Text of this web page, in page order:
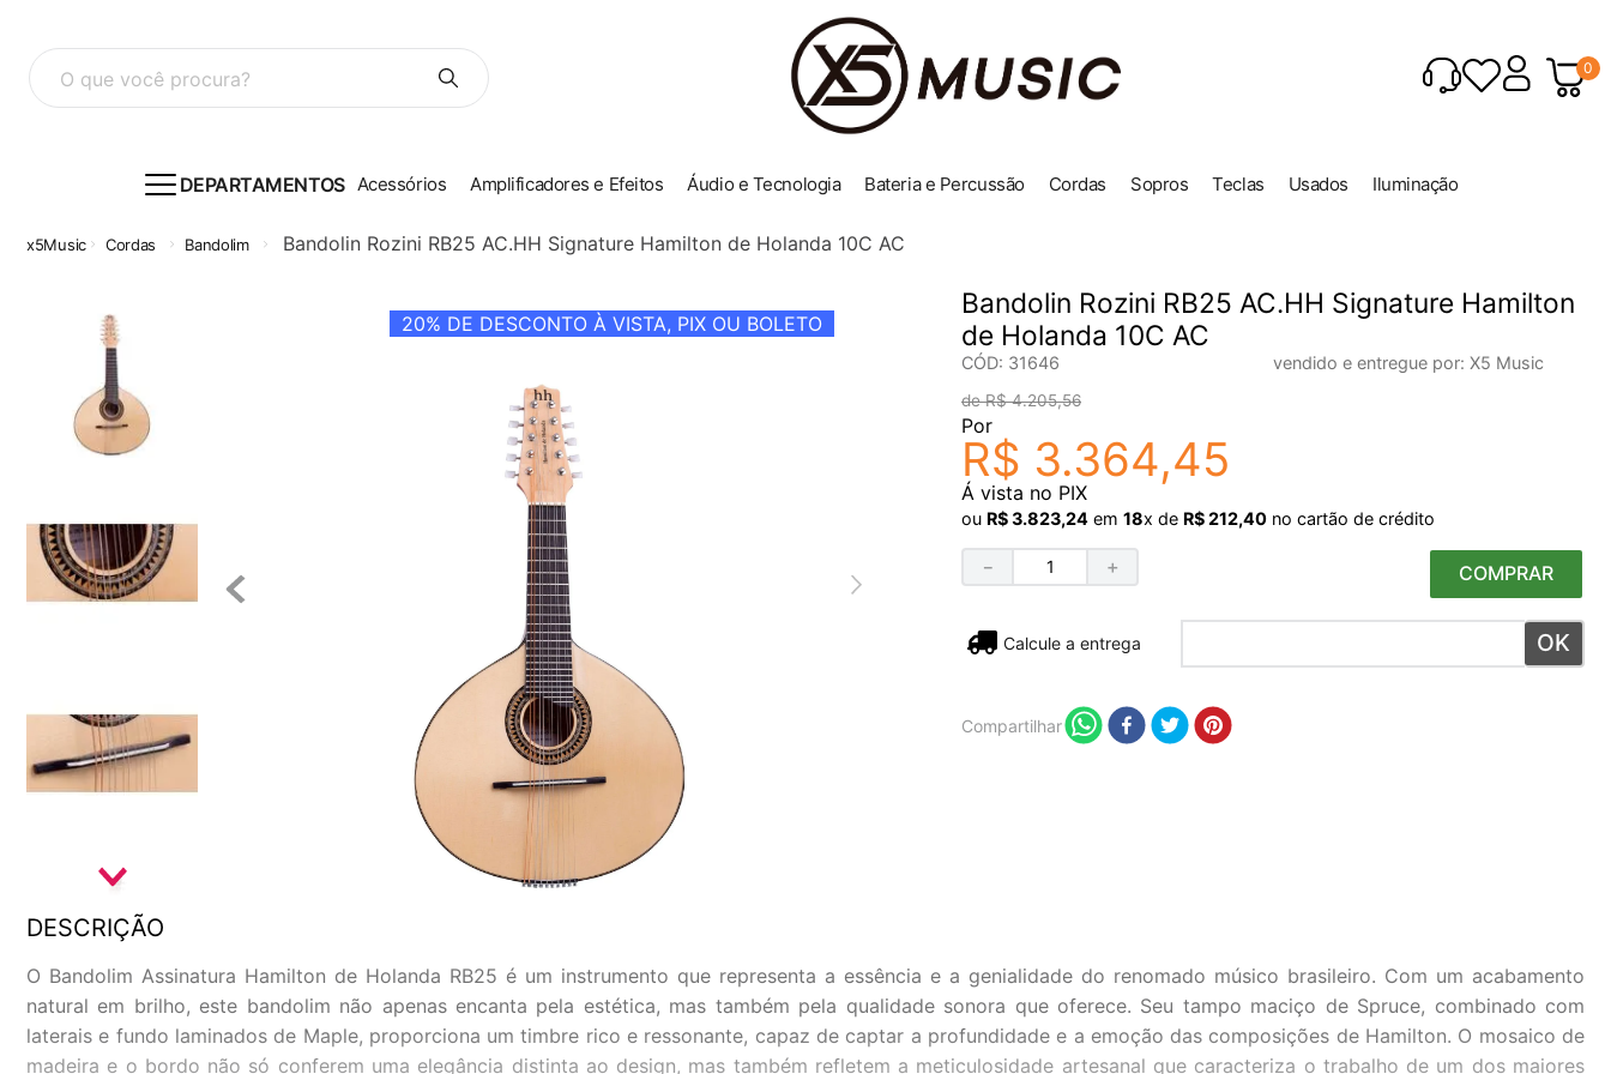
O que você procura? 0
DEPARTAMENTOS Acessórios Amplificadores e Efeitos Áudio e Tecnologia Bateria e Percussão Cordas Sopros Teclas Usados Iluminação
Cordas Bandolim Bandolin Rozini RB25 AC.HH Signature Hamilton de Holanda 10C AC
20% DE DESCONTO À VISTA, PIX OU BOLETO
Bandolin Rozini RB25 AC.HH Signature Hamilton
de Holanda 10C AC
CÓD: 31646 vendido e entregue por: X5 Music
R$ 4.205,56
Por
R$ 3.364,45
Á vista no PIX
ou R$3.823,24 em 18x de R$212,40 no cartão de crédito
＋
－ COMPRAR
Não sei meu CEP
Compartilhar
DESCRIÇÃO
O Bandolim Assinatura Hamilton de Holanda RB25 é um instrumento que representa a essência e a genialidade do renomado músico brasileiro. Com um acabamento
natural em brilho, este bandolim não apenas encanta pela estética, mas também pela qualidade sonora que oferece. Seu tampo maciço de Spruce, combinado com
laterais e fundo laminados de Maple, proporciona um timbre rico e ressonante, capaz de captar a profundidade e a emoção das composições de Hamilton. O mosaico de
madeira e o bordo não só conferem uma elegância distinta ao design, mas também refletem a meticulosidade artesanal que caracteriza o trabalho de um dos maiores